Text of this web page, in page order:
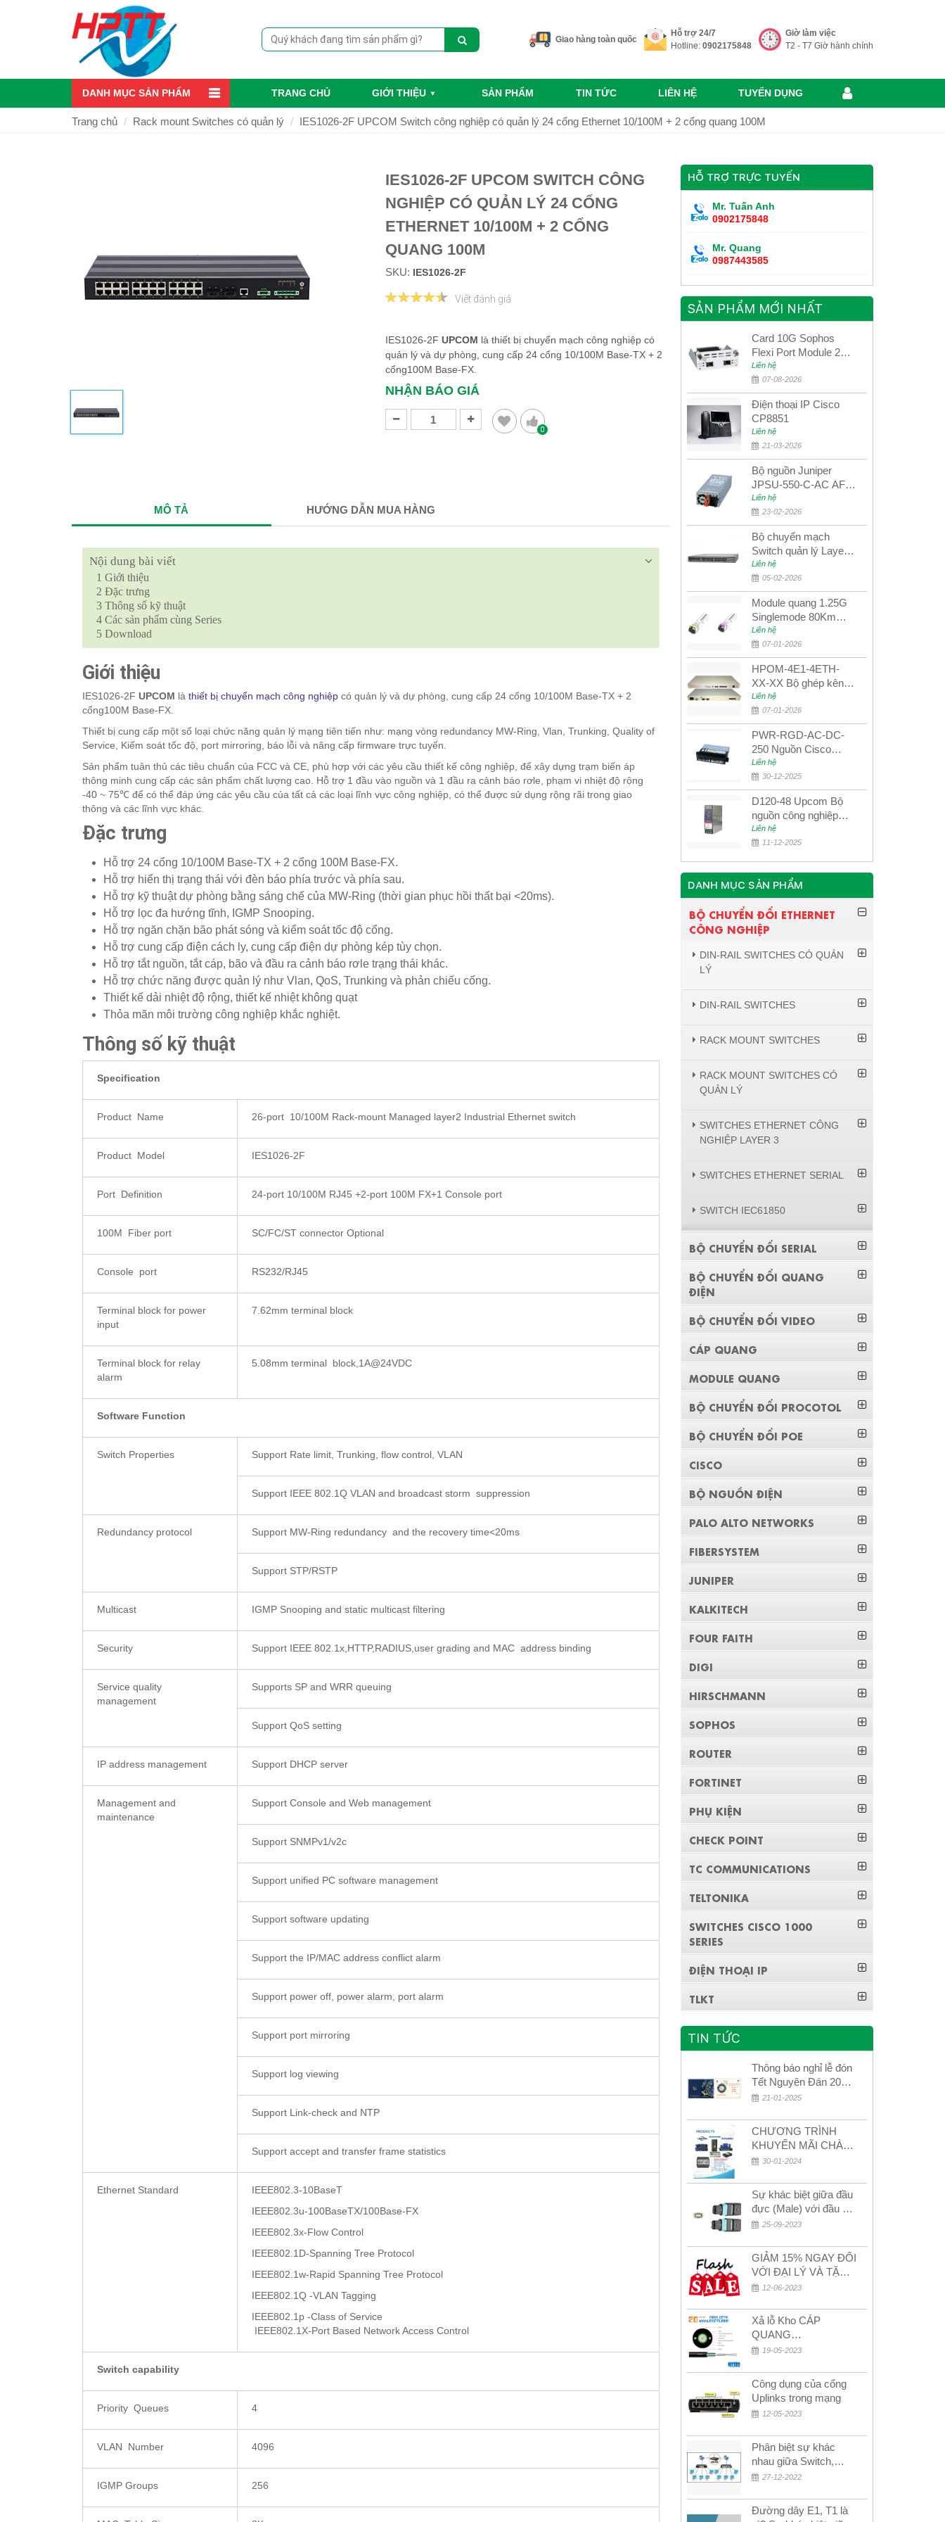
Giao hàng toàn quốc
Hỗ trợ 24/7
Hotline: 0902175848
Giờ làm việc
T2 - T7 Giờ hành chính
DANH MỤC SẢN PHẨM TRANG CHỦ GIỚI THIỆU SẢN PHẨM TIN TỨC LIÊN HỆ TUYỂN DỤNG
Trang chủ Rack mount Switches có quản lý IES1026-2F UPCOM Switch công nghiệp có quản lý 24 cổng Ethernet 10/100M + 2 cổng quang 100M
IES1026-2F UPCOM SWITCH CÔNG
NGHIỆP CÓ QUẢN LÝ 24 CỔNG
ETHERNET 10/100M + 2 CỔNG
QUANG 100M
SKU: IES1026-2F
Viết đánh giá
IES1026-2F UPCOM là thiết bị chuyển mạch công nghiệp có
quản lý và dự phòng, cung cấp 24 cổng 10/100M Base-TX + 2
cổng100M Base-FX.
NHẬN BÁO GIÁ
0
MÔ TẢ HƯỚNG DẪN MUA HÀNG
Nội dung bài viết
1 Giới thiệu
2 Đặc trưng
3 Thông số kỹ thuật
4 Các sản phẩm cùng Series
5 Download
Giới thiệu
IES1026-2F UPCOM là thiết bị chuyển mạch công nghiệp có quản lý và dự phòng, cung cấp 24 cổng 10/100M Base-TX + 2
cổng100M Base-FX.
Thiết bị cung cấp một số loại chức năng quản lý mạng tiên tiến như: mạng vòng redundancy MW-Ring, Vlan, Trunking, Quality of
Service, Kiểm soát tốc độ, port mirroring, báo lỗi và nâng cấp firmware trực tuyến.
Sản phẩm tuân thủ các tiêu chuẩn của FCC và CE, phù hợp với các yêu cầu thiết kế công nghiệp, để xây dựng trạm biến áp
thông minh cung cấp các sản phẩm chất lượng cao. Hỗ trợ 1 đầu vào nguồn và 1 đầu ra cảnh báo rơle, phạm vi nhiệt độ rộng
-40 ~ 75℃ để có thể đáp ứng các yêu cầu của tất cả các loại lĩnh vực công nghiệp, có thể được sử dụng rộng rãi trong giao
thông và các lĩnh vực khác.
Đặc trưng
Hỗ trợ 24 cổng 10/100M Base-TX + 2 cổng 100M Base-FX.
Hỗ trợ hiển thị trạng thái với đèn báo phía trước và phía sau.
Hỗ trợ kỹ thuật dự phòng bằng sáng chế của MW-Ring (thời gian phục hồi thất bại <20ms).
Hỗ trợ lọc đa hướng tĩnh, IGMP Snooping.
Hỗ trợ ngăn chặn bão phát sóng và kiểm soát tốc độ cổng.
Hỗ trợ cung cấp điện cách ly, cung cấp điện dự phòng kép tùy chọn.
Hỗ trợ tắt nguồn, tắt cáp, bão và đầu ra cảnh báo rơle trạng thái khác.
Hỗ trợ chức năng được quản lý như Vlan, QoS, Trunking và phản chiếu cổng.
Thiết kế dải nhiệt độ rộng, thiết kế nhiệt không quạt
Thỏa mãn môi trường công nghiệp khắc nghiệt.
Thông số kỹ thuật
Specification
Product Name 26-port 10/100M Rack-mount Managed layer2 Industrial Ethernet switch
Product Model IES1026-2F
Port Definition 24-port 10/100M RJ45 +2-port 100M FX+1 Console port
100M Fiber port SC/FC/ST connector Optional
Console port RS232/RJ45
Terminal block for power
input
7.62mm terminal block
Terminal block for relay
alarm
5.08mm terminal block,1A@24VDC
Software Function
Switch Properties Support Rate limit, Trunking, flow control, VLAN
Support IEEE 802.1Q VLAN and broadcast storm suppression
Redundancy protocol Support MW-Ring redundancy and the recovery time<20ms
Support STP/RSTP
Multicast IGMP Snooping and static multicast filtering
Security Support IEEE 802.1x,HTTP,RADIUS,user grading and MAC address binding
Service quality
management
Supports SP and WRR queuing
Support QoS setting
IP address management Support DHCP server
Management and
maintenance
Support Console and Web management
Support SNMPv1/v2c
Support unified PC software management
Support software updating
Support the IP/MAC address conflict alarm
Support power off, power alarm, port alarm
Support port mirroring
Support log viewing
Support Link-check and NTP
Support accept and transfer frame statistics
Ethernet Standard
IEEE802.3-10BaseT
IEEE802.3u-100BaseTX/100Base-FX
IEEE802.3x-Flow Control
IEEE802.1D-Spanning Tree Protocol
IEEE802.1w-Rapid Spanning Tree Protocol
IEEE802.1Q -VLAN Tagging
IEEE802.1p -Class of Service
IEEE802.1X-Port Based Network Access Control
Switch capability
Priority Queues 4
VLAN Number 4096
IGMP Groups 256
HỖ TRỢ TRỰC TUYẾN
Mr. Tuấn Anh
0902175848
Mr. Quang
0987443585
SẢN PHẨM MỚI NHẤT
Card 10G Sophos
Flexi Port Module 2
port 10GbE SFP+
SGMOD2F2PUR
2port 10GbE SFP+
Liên hệ
07-08-2026
Điện thoại IP Cisco
CP8851
Liên hệ
21-03-2026
Bộ nguồn Juniper
JPSU-550-C-AC AFO
nguồn AC công suất
550W dùng cho dòng
switch Juniper
Networks EX4400
Liên hệ
23-02-2026
Bộ chuyển mạch
Switch quản lý Layer 3
Juniper QFX5100-48S
Liên hệ
05-02-2026
Module quang 1.25G
Singlemode 80Km
UPCOM MWS-12-45-
80AD/MWS-12-54-
80BD
Liên hệ
07-01-2026
HPOM-4E1-4ETH-
XX-XX Bộ ghép kênh
quang quản lý SDH
4E1+4ETH+RS232
Liên hệ
07-01-2026
PWR-RGD-AC-DC-
250 Nguồn Cisco
Industrial 250W
PoE/PoE+
Liên hệ
30-12-2025
D120-48 Upcom Bộ
nguồn công nghiệp
đầu ra đơn 120W
48VDC
Liên hệ
11-12-2025
DANH MỤC SẢN PHẨM
BỘ CHUYỂN ĐỔI ETHERNET
CÔNG NGHIỆP
DIN-RAIL SWITCHES CÓ QUẢN
LÝ
DIN-RAIL SWITCHES
RACK MOUNT SWITCHES
RACK MOUNT SWITCHES CÓ
QUẢN LÝ
SWITCHES ETHERNET CÔNG
NGHIỆP LAYER 3
SWITCHES ETHERNET SERIAL
SWITCH IEC61850
BỘ CHUYỂN ĐỔI SERIAL
BỘ CHUYỂN ĐỔI QUANG
ĐIỆN
BỘ CHUYỂN ĐỔI VIDEO
CÁP QUANG
MODULE QUANG
BỘ CHUYỂN ĐỔI PROCOTOL
BỘ CHUYỂN ĐỔI POE
CISCO
BỘ NGUỒN ĐIỆN
PALO ALTO NETWORKS
FIBERSYSTEM
JUNIPER
KALKITECH
FOUR FAITH
DIGI
HIRSCHMANN
SOPHOS
ROUTER
FORTINET
PHỤ KIỆN
CHECK POINT
TC COMMUNICATIONS
TELTONIKA
SWITCHES CISCO 1000
SERIES
ĐIỆN THOẠI IP
TLKT
TIN TỨC
Thông báo nghỉ lễ đón
Tết Nguyên Đán 2026
– Xuân Bính Ngọ!
21-01-2025
CHƯƠNG TRÌNH
KHUYẾN MÃI CHÀO
MỪNG NĂM MỚI
30-01-2024
Sự khác biệt giữa đầu
đực (Male) với đầu cái
(Female) trong bộ đầu
25-09-2023
GIẢM 15% NGAY ĐỐI
VỚI ĐẠI LÝ VÀ TẶNG
QUÀ KHÁCH HÀNG
12-06-2023
Xả lỗ Kho CÁP
QUANG
MULTIMODE CÁP
MULTIMODE 4-8-12-
24Fo SỢI OM1-OM2-
OM3 Siêu Rẻ 5k
19-05-2023
Công dụng của cổng
Uplinks trong mạng
12-05-2023
Phân biệt sự khác
nhau giữa Switch,
Router và Hub
27-12-2022
Đường dây E1, T1 là